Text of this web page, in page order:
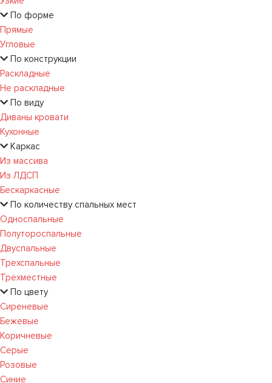
По форме
Прямые
Угловые
По конструкции
Раскладные
Не раскладные
По виду
Диваны кровати
Кухонные
Каркас
Из массива
Из ЛДСП
Бескаркасные
По количеству спальных мест
Односпальные
Полутороспальные
Двуспальные
Трехспальные
Трехместные
По цвету
Сиреневые
Бежевые
Коричневые
Серые
Розовые
Синие